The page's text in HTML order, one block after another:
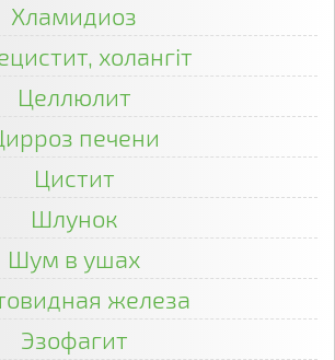
Хламидиоз
холангіт
Целлюлит
печени
Цистит
Шлунок
Шум в ушах
железа
Эзофагит